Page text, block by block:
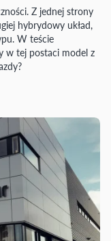
Z jednej strony
hybrydowy układ,
W teście
w tej postaci model z